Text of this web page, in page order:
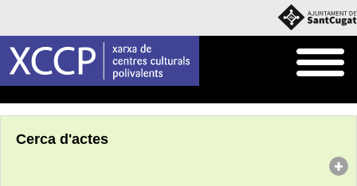
Cerca d'actes